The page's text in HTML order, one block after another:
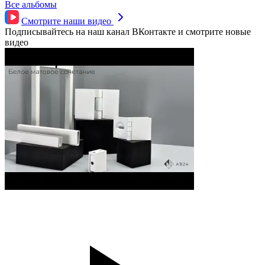
Все альбомы
Смотрите наши видео
Подписывайтесь на наш канал ВКонтакте и смотрите новые
видео